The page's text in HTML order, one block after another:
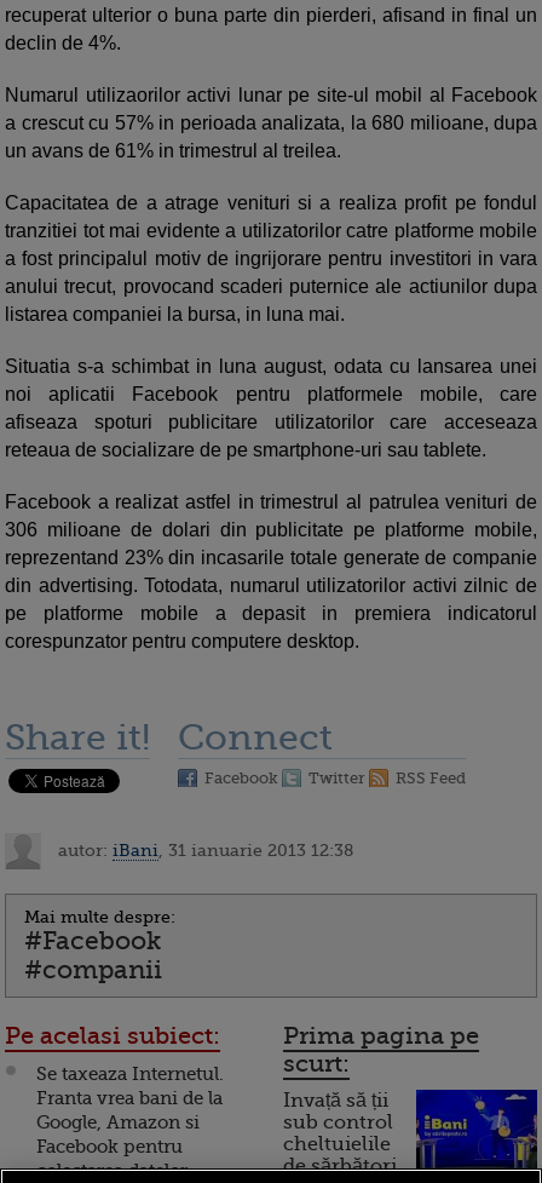
recuperat ulterior o buna parte din pierderi, afisand in final un
declin de 4%.
Numarul utilizaorilor activi lunar pe site-ul mobil al Facebook
a crescut cu 57% in perioada analizata, la 680 milioane, dupa
un avans de 61% in trimestrul al treilea.
Capacitatea de a atrage venituri si a realiza profit pe fondul
tranzitiei tot mai evidente a utilizatorilor catre platforme mobile
a fost principalul motiv de ingrijorare pentru investitori in vara
anului trecut, provocand scaderi puternice ale actiunilor dupa
listarea companiei la bursa, in luna mai.
Situatia s-a schimbat in luna august, odata cu lansarea unei
noi aplicatii Facebook pentru platformele mobile, care
afiseaza spoturi publicitare utilizatorilor care acceseaza
reteaua de socializare de pe smartphone-uri sau tablete.
Facebook a realizat astfel in trimestrul al patrulea venituri de
306 milioane de dolari din publicitate pe platforme mobile,
reprezentand 23% din incasarile totale generate de companie
din advertising. Totodata, numarul utilizatorilor activi zilnic de
pe platforme mobile a depasit in premiera indicatorul
corespunzator pentru computere desktop.
Share it! Connect
Facebook Twitter RSS Feed
autor: iBani , 31 ianuarie 2013 12:38
Mai multe despre:
#Facebook
#companii
Pe acelasi subiect:
Se taxeaza Internetul.
Franta vrea bani de la
Google, Amazon si
Facebook pentru
colectarea datelor
Prima pagina pe
scurt:
Invață să ții
sub control
cheltuielile
de sărbători.